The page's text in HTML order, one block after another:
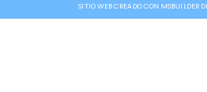
SITIO WEB CREADO CON MSBUILDER